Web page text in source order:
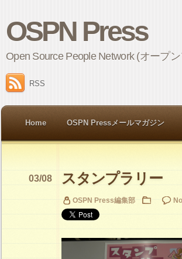
OSPN Press
Open Source People Network (オープ
RSS
Home OSPN Pressメールマガジン
スタンプラリー
03/08
OSPN Press編集部